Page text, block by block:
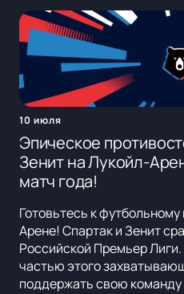
10 июля
Эпическое
Зенит на Лукойл-
матч года!
Готовьтесь к
Арене! Спартак и Зенит
Российской Премьер Лиги.
частью этого
поддержать свою команду